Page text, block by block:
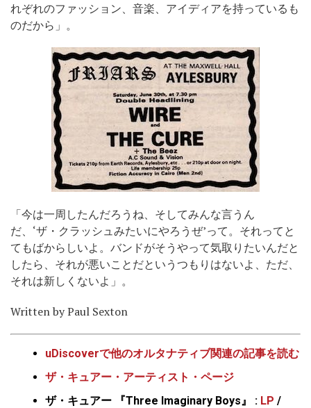
れぞれのファッション、音楽、アイディアを持っているも
のだから」。
「今は一周したんだろうね、そしてみんな言うん
だ、‘ザ・クラッシュみたいにやろうぜ’って。それってと
てもばからしいよ。バンドがそうやって気取りたいんだと
したら、それが悪いことだというつもりはないよ、ただ、
それは新しくないよ」。
Written by Paul Sexton
uDiscoverで他のオルタナティブ関連の記事を読む
ザ・キュアー・アーティスト・ページ
ザ・キュアー 『Three Imaginary Boys』 : LP /